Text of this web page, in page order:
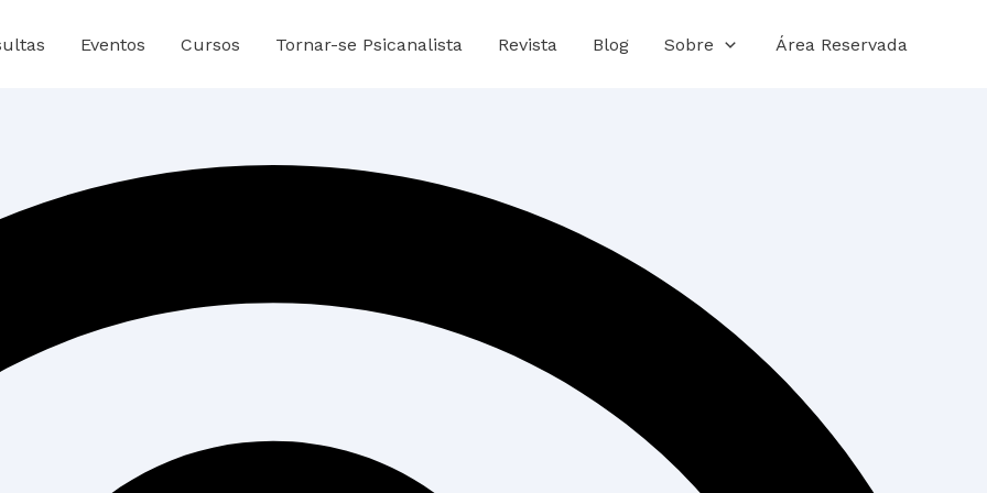
Eventos Cursos Tornar-se Psicanalista Revista Blog Sobre Área Reservada